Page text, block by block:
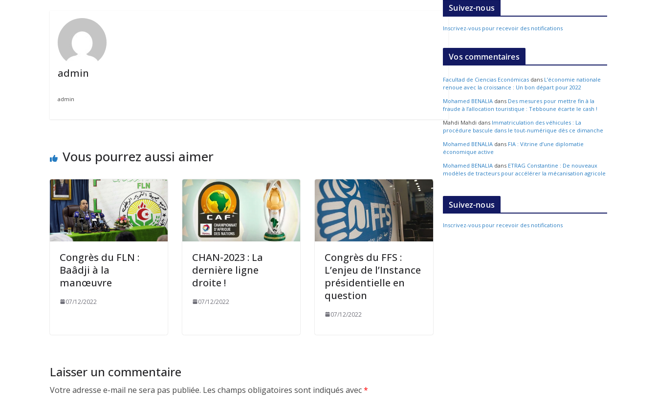
admin
admin
Vous pourrez aussi aimer
Congrès du FLN :
Baâdji à la
manœuvre
07/12/2022
CHAN-2023 : La
dernière ligne
droite !
07/12/2022
Congrès du FFS :
L’enjeu de l’Instance
présidentielle en
question
07/12/2022
Laisser un commentaire
Votre adresse e-mail ne sera pas publiée. Les champs obligatoires sont indiqués avec*
Suivez-nous
Inscrivez-vous pour recevoir des notifications
Vos commentaires
Facultad de Ciencias Económicas dans L’économie nationale
renoue avec la croissance : Un bon départ pour 2022
Mohamed BENALIA dans Des mesures pour mettre fin à la
fraude à l’allocation touristique : Tebboune écarte le cash !
Mahdi Mahdi dans Immatriculation des véhicules : La
procédure bascule dans le tout-numérique dès ce dimanche
Mohamed BENALIA dans FIA : Vitrine d’une diplomatie
économique active
Mohamed BENALIA dans ETRAG Constantine : De nouveaux
modèles de tracteurs pour accélérer la mécanisation agricole
Suivez-nous
Inscrivez-vous pour recevoir des notifications